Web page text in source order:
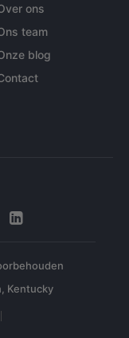
ons
team
blog